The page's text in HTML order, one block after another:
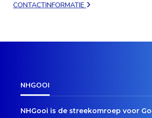
CONTACTINFORMATIE
NHGOOI
NHGooi is de streekomroep voor